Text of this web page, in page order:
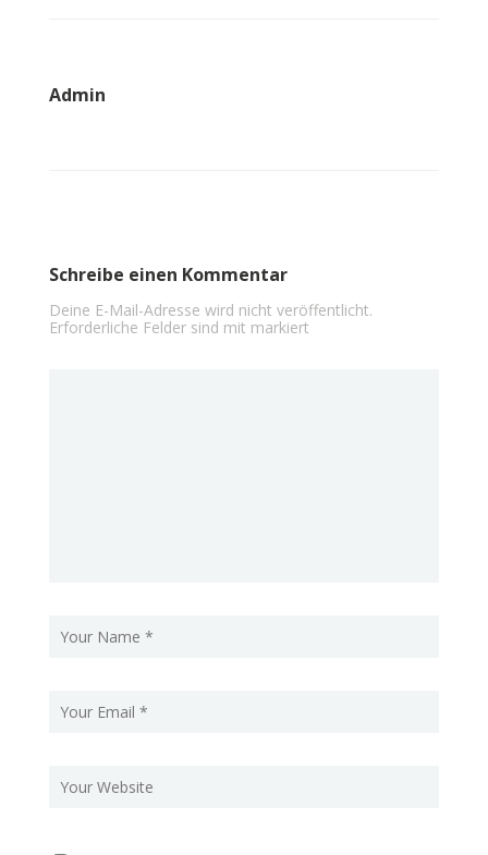
Admin
Schreibe einen Kommentar
Deine E-Mail-Adresse wird nicht veröffentlicht.
Erforderliche Felder sind mit markiert